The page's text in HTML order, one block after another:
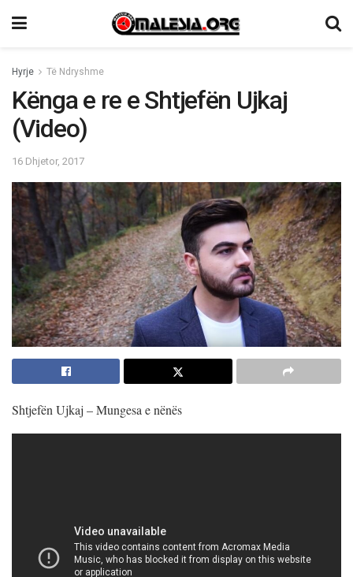
Hyrje Të Ndryshme
Kënga e re e Shtjefën Ujkaj
(Video)
16 Dhjetor, 2017
Shtjefën Ujkaj – Mungesa e nënës